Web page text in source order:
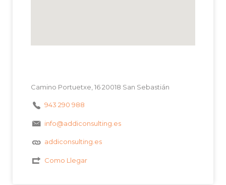
Camino Portuetxe, 16 20018 San Sebastián
943 290 988
info@addiconsulting.es
addiconsulting.es
Como Llegar